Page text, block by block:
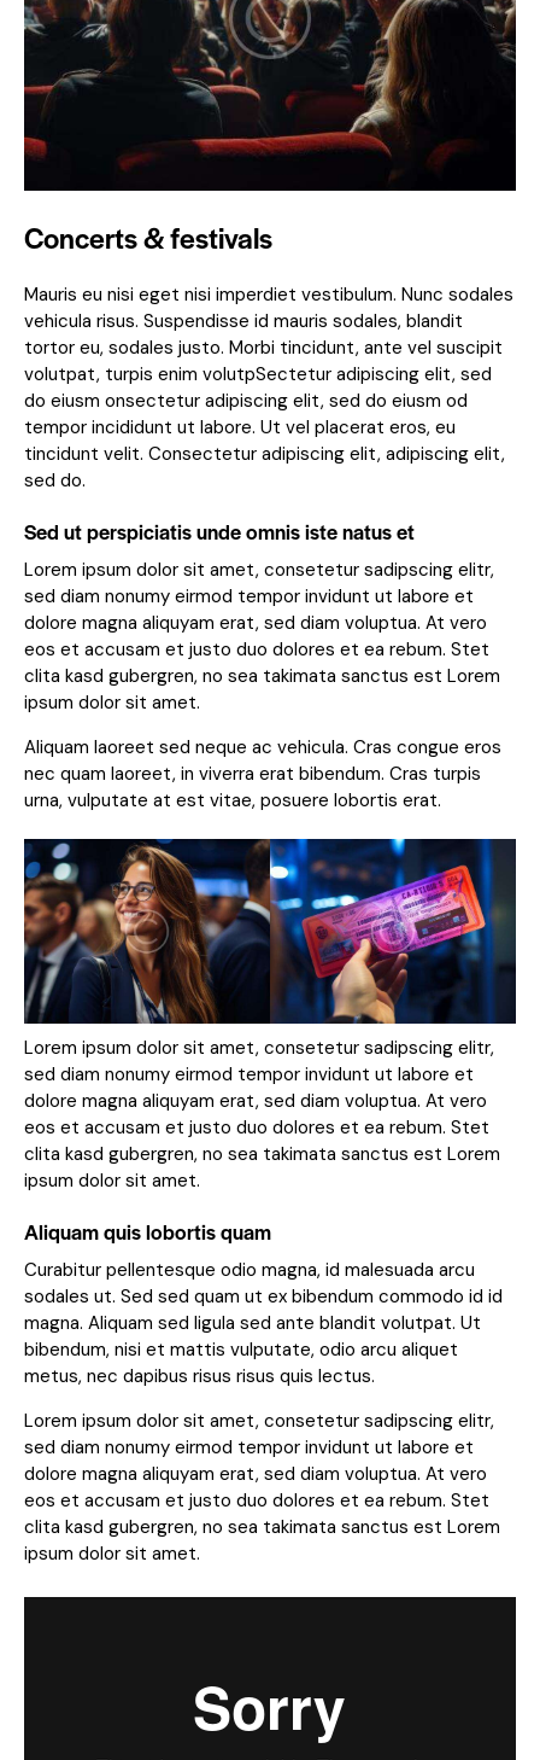
Concerts & festivals
Mauris eu nisi eget nisi imperdiet vestibulum. Nunc sodales
vehicula risus. Suspendisse id mauris sodales, blandit
tortor eu, sodales justo. Morbi tincidunt, ante vel suscipit
volutpat, turpis enim volutpSectetur adipiscing elit, sed
do eiusm onsectetur adipiscing elit, sed do eiusm od
tempor incididunt ut labore. Ut vel placerat eros, eu
tincidunt velit. Consectetur adipiscing elit, adipiscing elit,
sed do.
Sed ut perspiciatis unde omnis iste natus et
Lorem ipsum dolor sit amet, consetetur sadipscing elitr,
sed diam nonumy eirmod tempor invidunt ut labore et
dolore magna aliquyam erat, sed diam voluptua. At vero
eos et accusam et justo duo dolores et ea rebum. Stet
clita kasd gubergren, no sea takimata sanctus est Lorem
ipsum dolor sit amet.
Aliquam laoreet sed neque ac vehicula. Cras congue eros
nec quam laoreet, in viverra erat bibendum. Cras turpis
urna, vulputate at est vitae, posuere lobortis erat.
Lorem ipsum dolor sit amet, consetetur sadipscing elitr,
sed diam nonumy eirmod tempor invidunt ut labore et
dolore magna aliquyam erat, sed diam voluptua. At vero
eos et accusam et justo duo dolores et ea rebum. Stet
clita kasd gubergren, no sea takimata sanctus est Lorem
ipsum dolor sit amet.
Aliquam quis lobortis quam
Curabitur pellentesque odio magna, id malesuada arcu
sodales ut. Sed sed quam ut ex bibendum commodo id id
magna. Aliquam sed ligula sed ante blandit volutpat. Ut
bibendum, nisi et mattis vulputate, odio arcu aliquet
metus, nec dapibus risus risus quis lectus.
Lorem ipsum dolor sit amet, consetetur sadipscing elitr,
sed diam nonumy eirmod tempor invidunt ut labore et
dolore magna aliquyam erat, sed diam voluptua. At vero
eos et accusam et justo duo dolores et ea rebum. Stet
clita kasd gubergren, no sea takimata sanctus est Lorem
ipsum dolor sit amet.